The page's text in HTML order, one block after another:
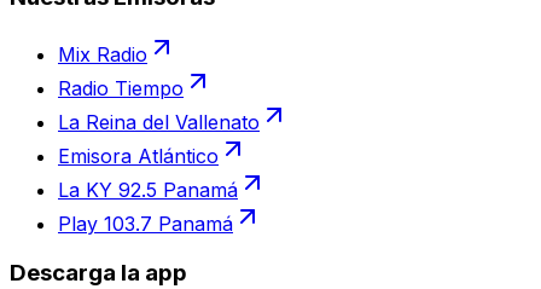
Mix Radio
Radio Tiempo
La Reina del Vallenato
Emisora Atlántico
La KY 92.5 Panamá
Play 103.7 Panamá
Descarga la app